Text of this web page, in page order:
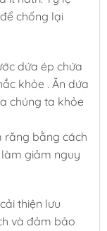
chống lại
dứa ép chứa
khỏe . Ăn dứa
chúng ta khỏe
răng bằng cách
giảm nguy
cải thiện lưu
và đảm bảo